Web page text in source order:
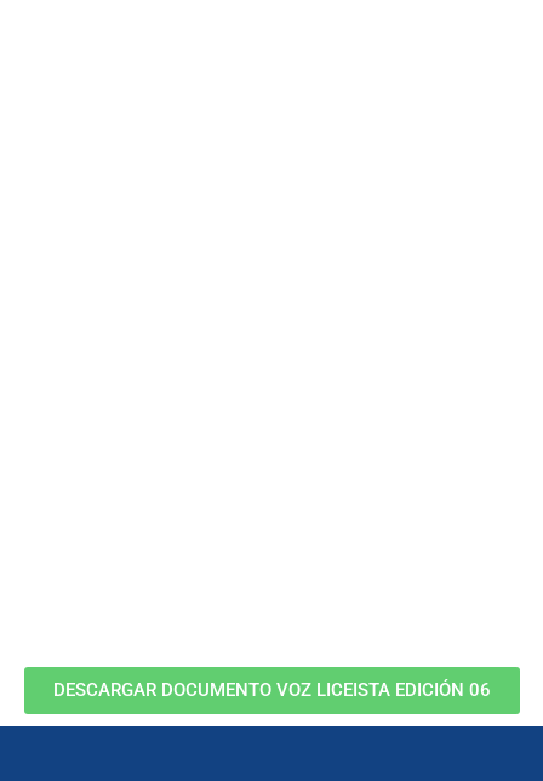
DESCARGAR DOCUMENTO VOZ LICEISTA EDICIÓN 06